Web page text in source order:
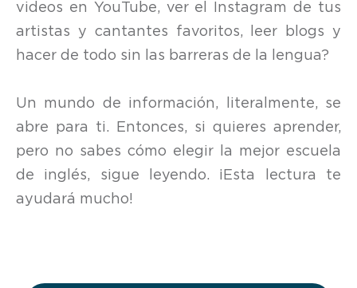
videos en YouTube, ver el Instagram de tus
artistas y cantantes favoritos, leer blogs y
hacer de todo sin las barreras de la lengua?
Un mundo de información, literalmente, se
abre para ti. Entonces, si quieres aprender,
pero no sabes cómo elegir la mejor escuela
de inglés, sigue leyendo. ¡Esta lectura te
ayudará mucho!